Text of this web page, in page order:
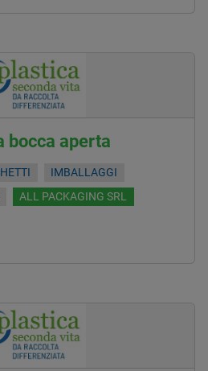
bocca aperta
IMBALLAGGI
ALL PACKAGING SRL